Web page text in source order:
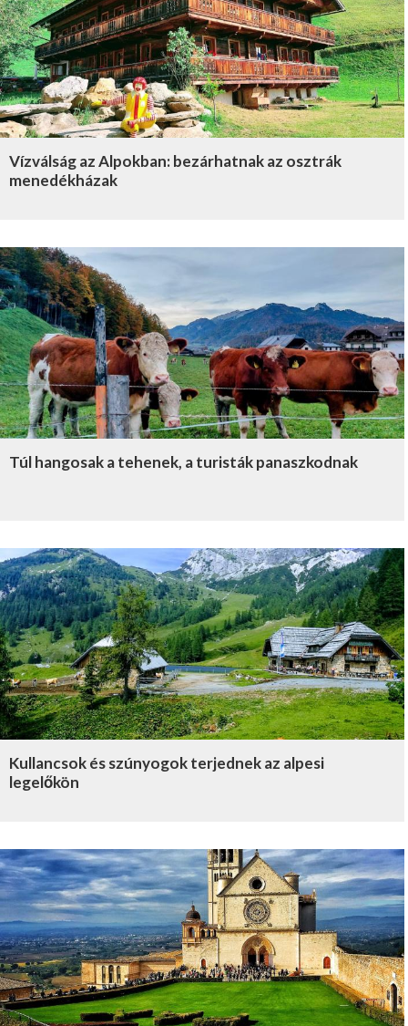
Vízválság az Alpokban: bezárhatnak az osztrák
menedékházak
Túl hangosak a tehenek, a turisták panaszkodnak
Kullancsok és szúnyogok terjednek az alpesi
legelőkön